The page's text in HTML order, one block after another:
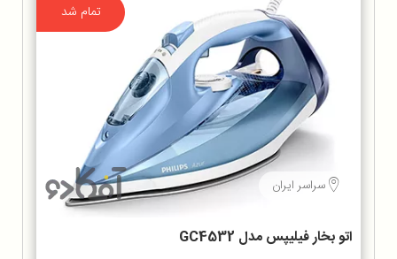
تمام شد
سراسر ایران
اتو بخار فیلیپس مدل GC4532